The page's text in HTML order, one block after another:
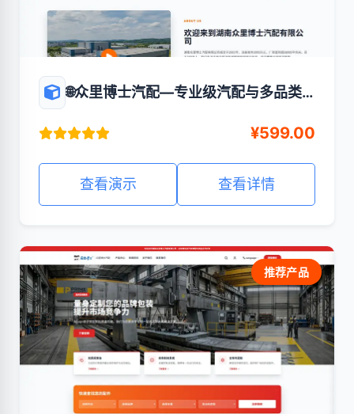
🌐众里博士汽配—专业级汽配与多品类
¥599.00
查看演示 查看详情
推荐产品